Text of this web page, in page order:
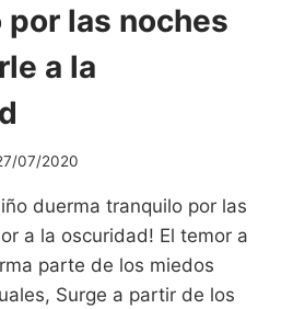
las noches
a la
07/2020
duerma tranquilo por las
a la oscuridad! El temor a
parte de los miedos
Surge a partir de los